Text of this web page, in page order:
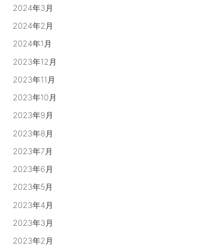
2024年3月
2024年2月
2024年1月
2023年12月
2023年11月
2023年10月
2023年9月
2023年8月
2023年7月
2023年6月
2023年5月
2023年4月
2023年3月
2023年2月